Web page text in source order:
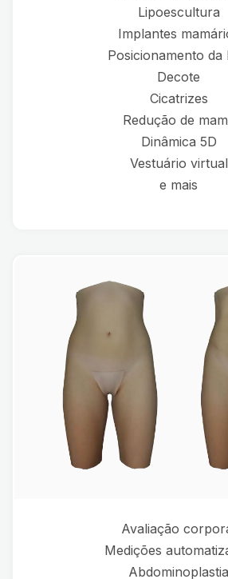
Lipoescultura
Implantes
Posicionamento da
Decote
Cicatrizes
Redução de
Dinâmica 5D
Vestuário virtual
e mais
Avaliação
Medições
Abdominoplastia